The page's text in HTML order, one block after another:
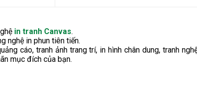
in tranh Canvas.
nghệ in phun tiên tiến.
cáo, tranh ảnh trang trí, in hình chân dung, tranh
mục đích của bạn.